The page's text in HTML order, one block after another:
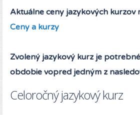
Aktuálne ceny jazykových kurzov
Ceny a kurzy
Zvolený jazykový kurz je
obdobie vopred jedným z
Celoročný jazykový kurz